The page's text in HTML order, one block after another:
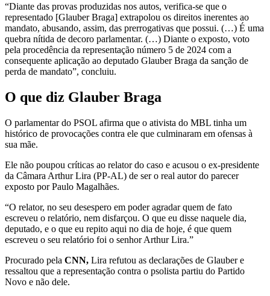
“Diante das provas produzidas nos autos, verifica-se que o
representado [Glauber Braga] extrapolou os direitos inerentes ao
mandato, abusando, assim, das prerrogativas que possui. (…) É uma
quebra nítida de decoro parlamentar. (…) Diante o exposto, voto
pela procedência da representação número 5 de 2024 com a
consequente aplicação ao deputado Glauber Braga da sanção de
perda de mandato”, concluiu.
O que diz Glauber Braga
O parlamentar do PSOL afirma que o ativista do MBL tinha um
histórico de provocações contra ele que culminaram em ofensas à
sua mãe.
Ele não poupou críticas ao relator do caso e acusou o ex-presidente
da Câmara Arthur Lira (PP-AL) de ser o real autor do parecer
exposto por Paulo Magalhães.
“O relator, no seu desespero em poder agradar quem de fato
escreveu o relatório, nem disfarçou. O que eu disse naquele dia,
deputado, e o que eu repito aqui no dia de hoje, é que quem
escreveu o seu relatório foi o senhor Arthur Lira.”
Procurado pela CNN, Lira refutou as declarações de Glauber e
ressaltou que a representação contra o psolista partiu do Partido
Novo e não dele.